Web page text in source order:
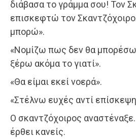
διάβασα το γράμμα σου! Τον
επισκεφτώ τον
μπορώ».
«Νομίζω πως δεν θα
ξέρω ακόμα το γιατί».
«Θα είμαι εκεί νοερά».
«Στέλνω ευχές αντί
Ο σκαντζόχοιρος
έρθει κανείς.